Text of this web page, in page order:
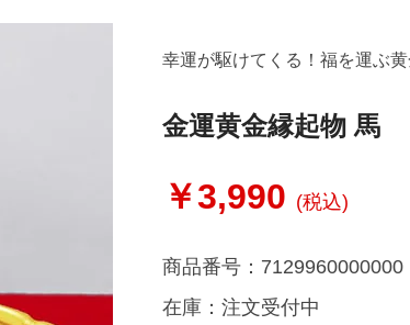
幸運が駆けてくる！福を運ぶ
金運黄金縁起物 馬
￥3,990 (税込)
商品番号： 7129960000000
在庫： 注文受付中